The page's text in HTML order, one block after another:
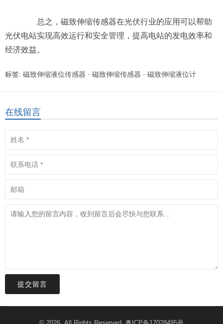
总之，磁致伸缩传感器在光伏行业的应用可以帮助
光伏电站实现高效运行和安全管理，提高电站的发电效率和
经济效益。
标签: 磁致伸缩液位传感器 · 磁致伸缩传感器 · 磁致伸缩液位计
在线留言
提交留言